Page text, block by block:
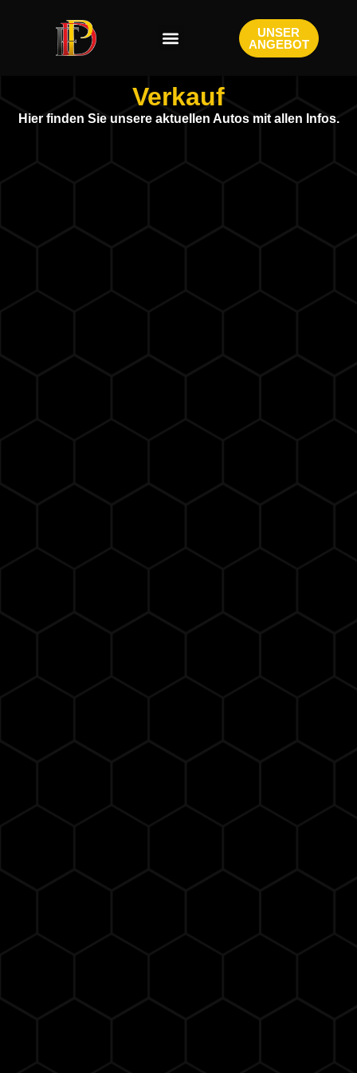
UNSER
ANGEBOT
Verkauf
Hier finden Sie unsere aktuellen Autos mit allen Infos.